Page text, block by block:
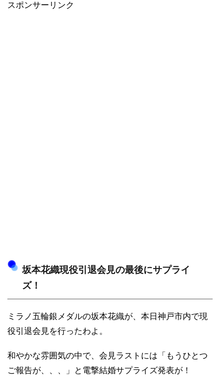
スポンサーリンク
坂本花織現役引退会見の最後にサプライ
ズ！
ミラノ五輪銀メダルの坂本花織が、本日神戸市内で現
役引退会見を行ったわよ。
和やかな雰囲気の中で、会見ラストには「もうひとつ
ご報告が、、、」と電撃結婚サプライズ発表が！